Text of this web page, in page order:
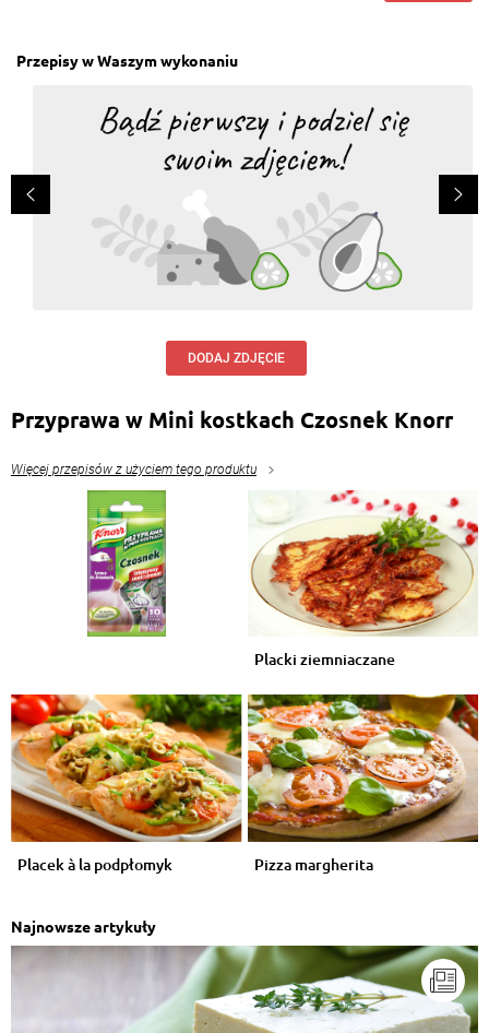
Przepisy w Waszym wykonaniu
DODAJ ZDJĘCIE
Przyprawa w Mini kostkach Czosnek Knorr
Więcej przepisów z użyciem tego produktu
Placki ziemniaczane
Placek à la podpłomyk Pizza margherita
Najnowsze artykuły